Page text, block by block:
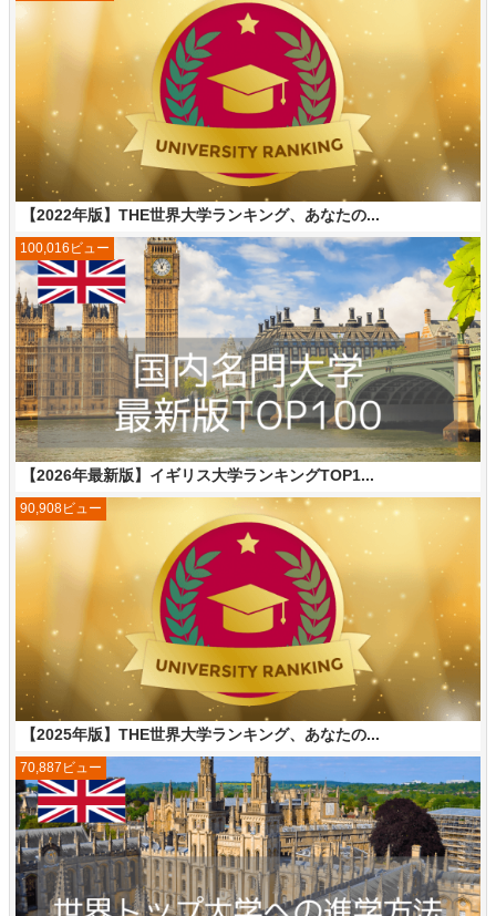
【2022年版】THE世界大学ランキング、あなたの...
【2026年最新版】イギリス大学ランキングTOP1...
100,016ビュー
【2025年版】THE世界大学ランキング、あなたの...
90,908ビュー
70,887ビュー